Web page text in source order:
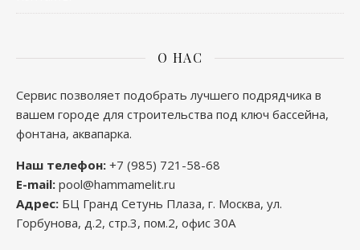
О НАС
Сервис позволяет подобрать лучшего подрядчика в
вашем городе для строительства под ключ бассейна,
фонтана, аквапарка.
Наш телефон: +7 (985) 721-58-68
E-mail: pool@hammamelit.ru
Адрес: БЦ Гранд Сетунь Плаза, г. Москва, ул.
Горбунова, д.2, стр.3, пом.2, офис 30А